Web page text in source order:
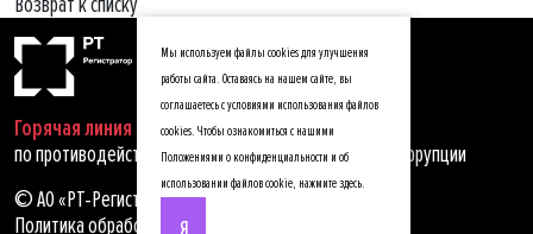
Горячая линия
по противодействию мошенничеству, хищениям и коррупции
© АО «РТ-Регистратор», 2025
Политика обработки персональных данных
Мы используем файлы cookies для улучшения
работы сайта. Оставаясь на нашем сайте, вы
соглашаетесь с условиями использования файлов
cookies. Чтобы ознакомиться с нашими
Положениями о конфиденциальности и об
использовании файлов cookie, нажмите здесь.
Я